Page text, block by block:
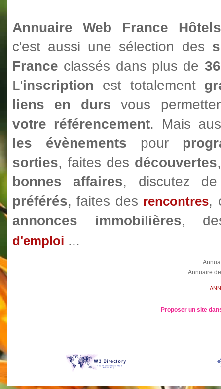
Annuaire Web France
c'est aussi une sélection des
France classés dans plus de
L'inscription est totalement
liens en dursvous
votre référencement. Mais
les évènements pour
sorties, faites des découvertes
bonnes affaires, discutez
préférés, faites des rencontres,
annonces immobilières,
d'emploi ...
Annuaire
Proposer un site